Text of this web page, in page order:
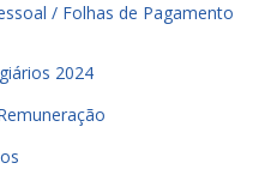
/ Folhas de Pagamento
2024